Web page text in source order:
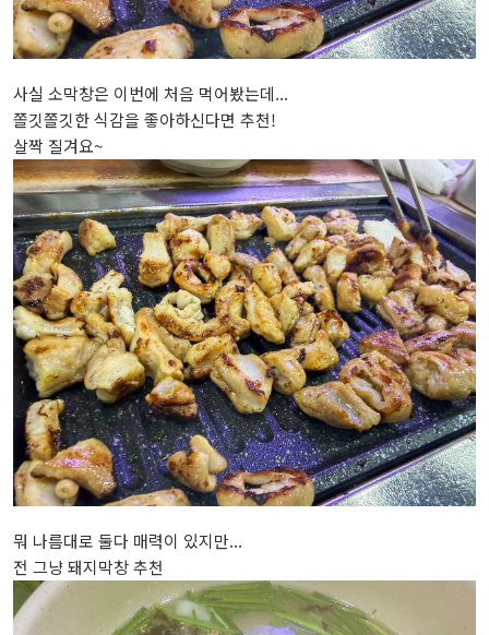
사실 소막창은 이번에 처음 먹어봤는데...
쫄깃쫄깃한 식감을 좋아하신다면 추천!
살짝 질겨요~
뭐 나름대로 둘다 매력이 있지만...
전 그냥 돼지막창 추천